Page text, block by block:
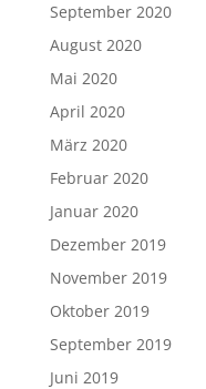
September 2020
August 2020
Mai 2020
April 2020
März 2020
Februar 2020
Januar 2020
Dezember 2019
November 2019
Oktober 2019
September 2019
Juni 2019